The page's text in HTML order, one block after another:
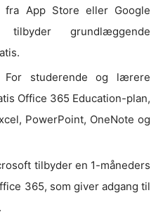
fra App Store eller Google
grundlæggende
For studerende og lærere
Office 365 Education-plan,
PowerPoint, OneNote og
tilbyder en 1-måneders
365, som giver adgang til